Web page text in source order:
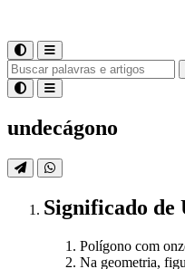
undecágono
Significado de
Polígono com
Na geometria,